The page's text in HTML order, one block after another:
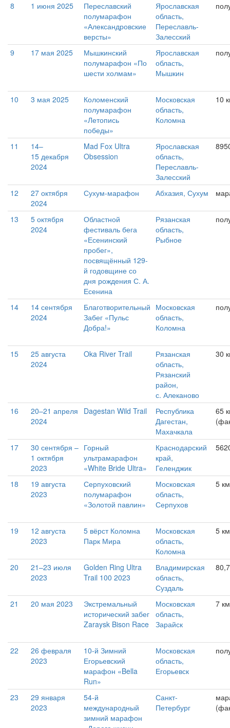
8 1 июня 2025
Переславский
полумарафон
«Александровские
версты»
Ярославская
область,
Переславль-
Залесский
9 17 мая 2025
Мышкинский
полумарафон «По
шести холмам»
Ярославская
область,
Мышкин
10 3 мая 2025
Коломенский
полумарафон
«Летопись
победы»
Московская
область,
Коломна
10
11
14–
15 декабря
2024
Mad Fox Ultra
Obsession
Ярославская
область,
Переславль-
Залесский
12
27 октября
2024
Сухум-марафон Абхазия, Сухум
13
5 октября
2024
Областной
фестиваль бега
«Есенинский
пробег»,
посвящённый 129-
й годовщине со
дня рождения С. А.
Есенина
Рязанская
область,
Рыбное
14
14 сентября
2024
Благотворительный
Забег «Пульс
Добра!»
Московская
область,
Коломна
15
25 августа
2024
Oka River Trail
Рязанская
область,
Рязанский
район,
с. Алеканово
30
16
20–21 апреля
2024
Dagestan Wild Trail
Республика
Дагестан,
Махачкала
65
17
30 сентября –
1 октября
2023
Горный
ультрамарафон
«White Bride Ultra»
Краснодарский
край,
Геленджик
18
19 августа
2023
Серпуховский
полумарафон
«Золотой павлин»
Московская
область,
Серпухов
5
19
12 августа
2023
5 вёрст Коломна
Парк Мира
Московская
область,
Коломна
5 км
20
21–23 июля
2023
Golden Ring Ultra
Trail 100 2023
Владимирская
область,
Суздаль
21 20 мая 2023
Экстремальный
исторический забег
Zaraysk Bison Race
Московская
область,
Зарайск
7
22
26 февраля
2023
10-й Зимний
Егорьевский
марафон «Bella
Run»
Московская
область,
Егорьевск
23
29 января
2023
54-й
международный
зимний марафон
Санкт-
Петербург